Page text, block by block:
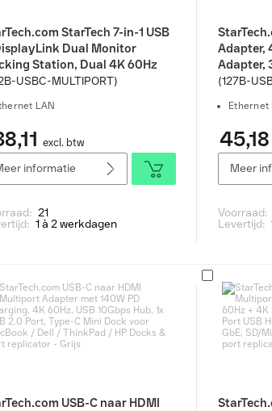
StarTech 7-in-1 USB
Dual Monitor
Station, Dual 4K 60Hz
Dock voor MacBook M1 M2
Gigabit Ethernet, SD, 100W
56cm Kabel Docks & port
- Grijs
USBC-MULTIPORT)
LAN
excl. btw
informatie
21
1 à 2 werkdagen
Adapter,
Adapter,
Hub,
Type-C
Dock,
Docks &
(127B-
Ethernet
45,18
Meer
Voorraad:
Levertijd:
USB-C naar HDMI